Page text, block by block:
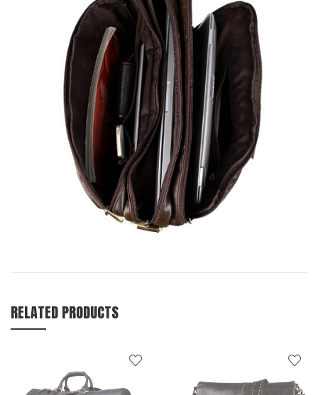
RELATED PRODUCTS